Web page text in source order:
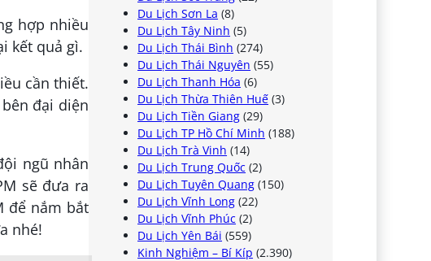
hợp nhiều
kết quả gì.
cần thiết.
đại diện
ngũ nhân
sẽ đưa ra
để nắm bắt
nhé!
Du Lịch Sơn La (8)
Du Lịch Tây Ninh (5)
Du Lịch Thái Bình (274)
Du Lịch Thái Nguyên (55)
Du Lịch Thanh Hóa (6)
Du Lịch Thừa Thiên Huế (3)
Du Lịch Tiền Giang (29)
Du Lịch TP Hồ Chí Minh (188)
Du Lịch Trà Vinh (14)
Du Lịch Trung Quốc (2)
Du Lịch Tuyên Quang (150)
Du Lịch Vĩnh Long (22)
Du Lịch Vĩnh Phúc (2)
Du Lịch Yên Bái (559)
Kinh Nghiệm – Bí Kíp (2.390)